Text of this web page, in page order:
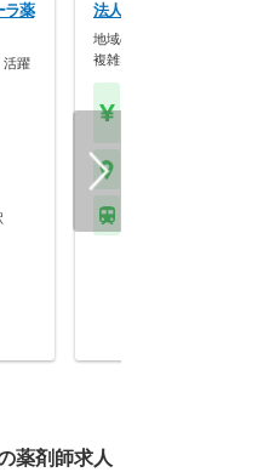
ラ薬
活躍
法人名非公開
地域の病院からの処方箋が多
複雑な処方を勉強する…
薬剤師求人